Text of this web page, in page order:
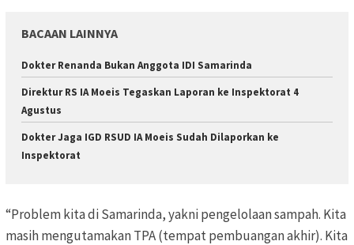
BACAAN LAINNYA
Dokter Renanda Bukan Anggota IDI Samarinda
Direktur RS IA Moeis Tegaskan Laporan ke Inspektorat 4
Agustus
Dokter Jaga IGD RSUD IA Moeis Sudah Dilaporkan ke
Inspektorat
“Problem kita di Samarinda, yakni pengelolaan sampah. Kita
masih mengutamakan TPA (tempat pembuangan akhir). Kita